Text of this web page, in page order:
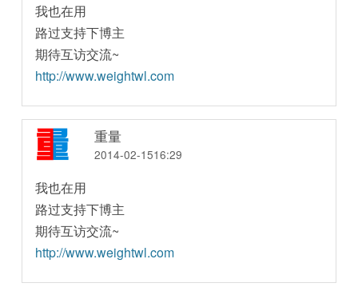
我也在用
路过支持下博主
期待互访交流~
http://www.weightwl.com
重量
2014-02-1516:29
我也在用
路过支持下博主
期待互访交流~
http://www.weightwl.com